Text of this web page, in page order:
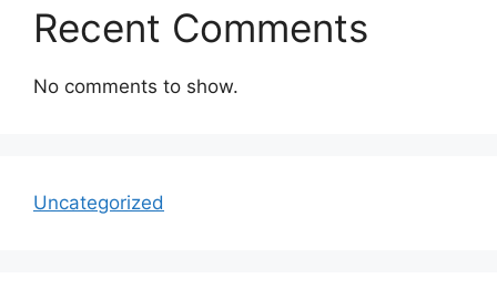
Recent Comments
No comments to show.
Uncategorized